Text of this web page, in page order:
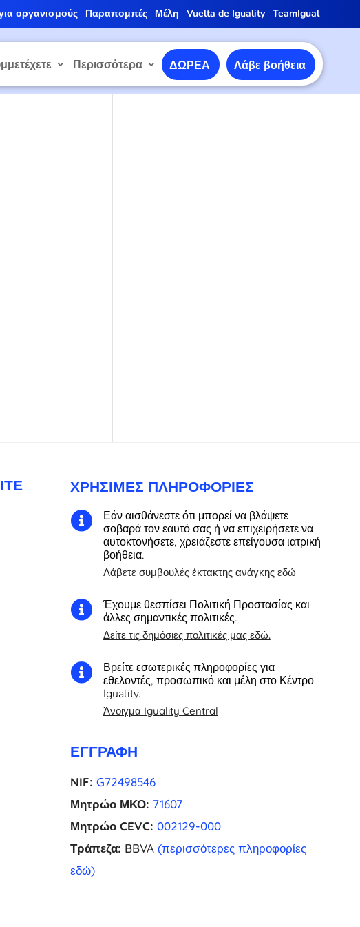
οργανισμούς Παραπομπές Μέλη Vuelta de Iguality TeamIgual
Περισσότερα ΔΩΡΕΑ Λάβε βοήθεια
ΧΡΉΣΙΜΕΣ ΠΛΗΡΟΦΟΡΊΕΣ

Εάν αισθάνεστε ότι μπορεί να βλάψετε
σοβαρά τον εαυτό σας ή να επιχειρήσετε να
αυτοκτονήσετε, χρειάζεστε επείγουσα ιατρική
βοήθεια.
Λάβετε συμβουλές έκτακτης ανάγκης εδώ

Έχουμε θεσπίσει Πολιτική Προστασίας και
άλλες σημαντικές πολιτικές.
Δείτε τις δημόσιες πολιτικές μας εδώ.

Βρείτε εσωτερικές πληροφορίες για
εθελοντές, προσωπικό και μέλη στο Κέντρο
Iguality.
Άνοιγμα Iguality Central
ΕΓΓΡΑΦΉ
NIF: G72498546
Μητρώο ΜΚΟ: 71607
Μητρώο CEVC: 002129-000
Τράπεζα: BBVA(περισσότερες πληροφορίες
εδώ)